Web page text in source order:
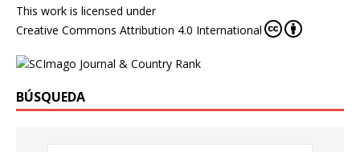
This work is licensed under
Creative Commons Attribution 4.0 International
BÚSQUEDA